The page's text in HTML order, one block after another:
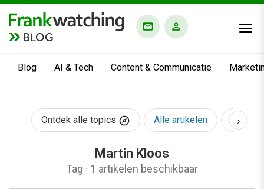
BLOG
Blog AI & Tech Content & Communicatie
Ontdek alle topics Alle artikelen AI &
›
Martin Kloos
Tag · 1 artikelen beschikbaar